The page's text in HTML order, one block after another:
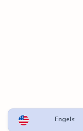
Engels